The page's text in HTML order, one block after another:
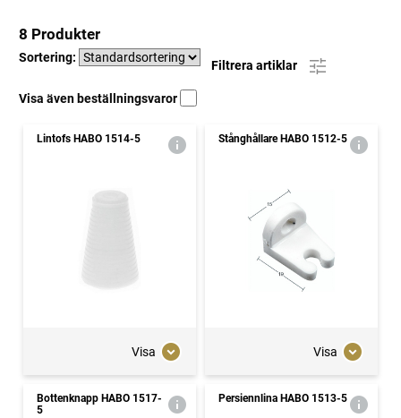
8 Produkter
Sortering:
Filtrera artiklar
Visa även beställningsvaror
Lintofs HABO 1514-5
Visa
Stånghållare HABO 1512-5
Visa
Bottenknapp HABO 1517-
5
Persiennlina HABO 1513-5